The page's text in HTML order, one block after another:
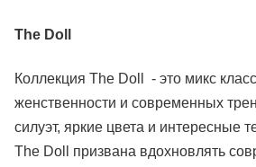
The Doll
Коллекция The Doll - это микс
женственности и современных
силуэт, яркие цвета и интересные
The Doll призвана вдохновлять